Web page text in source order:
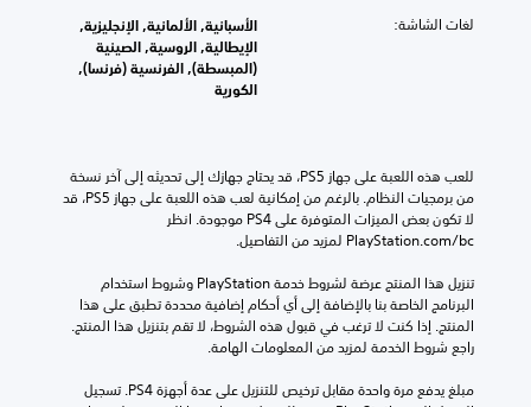
لغات الشاشة:
الأسبانية, الألمانية, الإنجليزية,
الإيطالية, الروسية, الصينية
(المبسطة), الفرنسية (فرنسا),
الكورية
‎PlayStation.com/bc لمزيد من التفاصيل.
راجع شروط الخدمة لمزيد من المعلومات الهامة.